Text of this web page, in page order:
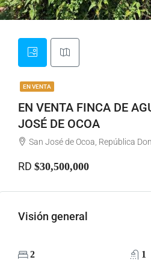
EN VENTA
EN VENTA FINCA DE
JOSÉ DE OCOA
San José de Ocoa, República
RD $30,500,000
Visión general
2 1